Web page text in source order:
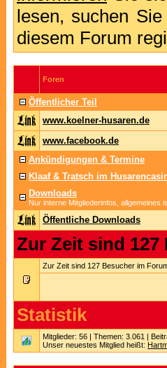
lesen, suchen
diesem Forum
Foren
Öffentlicher Teil
www.koelner-husaren.de
www.facebook.de
Ankündigungen & Termine
Klaaf & Tratsch im
Downloads
Nur interne Mitgliederinfos, allgemeines
Öffentliche Downloads
Zur Zeit sind
Zur Zeit sind 127 Besucher im
Statistik
Mitglieder: 56 | Themen: 3.061 |
Unser neuestes Mitglied heißt: